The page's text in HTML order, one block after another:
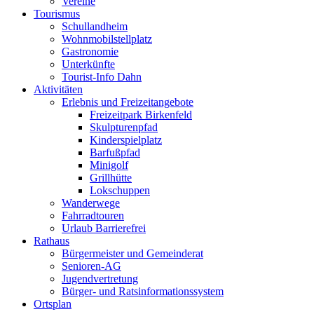
Tourismus
Schullandheim
Wohnmobilstellplatz
Gastronomie
Unterkünfte
Tourist-Info Dahn
Aktivitäten
Erlebnis und Freizeitangebote
Freizeitpark Birkenfeld
Skulpturenpfad
Kinderspielplatz
Barfußpfad
Minigolf
Grillhütte
Lokschuppen
Wanderwege
Fahrradtouren
Urlaub Barrierefrei
Rathaus
Bürgermeister und Gemeinderat
Senioren-AG
Jugendvertretung
Bürger- und Ratsinformationssystem
Ortsplan